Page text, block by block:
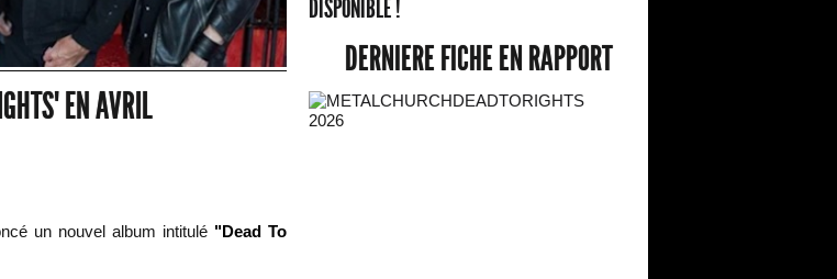
EN AVRIL
un nouvel album intitulé"Dead To
DISPONIBLE !
DERNIERE FICHE EN RAPPORT
2026